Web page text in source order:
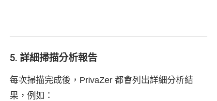
5. 詳細掃描分析報告
每次掃描完成後，PrivaZer 都會列出詳細分析結
果，例如：